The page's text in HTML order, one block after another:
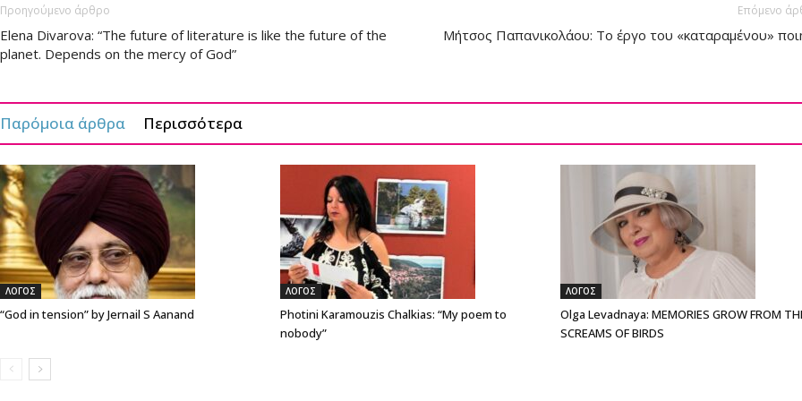
Προηγούμενο άρθρο
Elena Divarova: “The future of literature is like the future of the
planet. Depends on the mercy of God”
Επόμενο
Μήτσος Παπανικολάου: Το έργο του «καταραμένου»
Παρόμοια άρθρα Περισσότερα
ΛΟΓΟΣ
“God in tension” by Jernail S Aanand
ΛΟΓΟΣ
Photini Karamouzis Chalkias: “My poem to
nobody”
ΛΟΓΟΣ
Olga Levadnaya: MEMORIES GROW FROM
SCREAMS OF BIRDS